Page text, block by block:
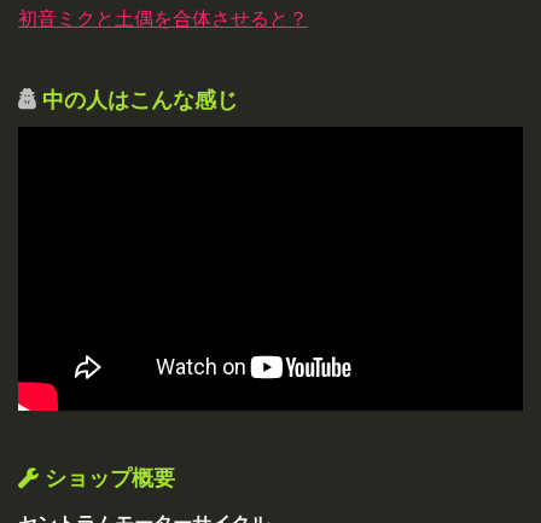
初音ミクと土偶を合体させると？
中の人はこんな感じ
ショップ概要